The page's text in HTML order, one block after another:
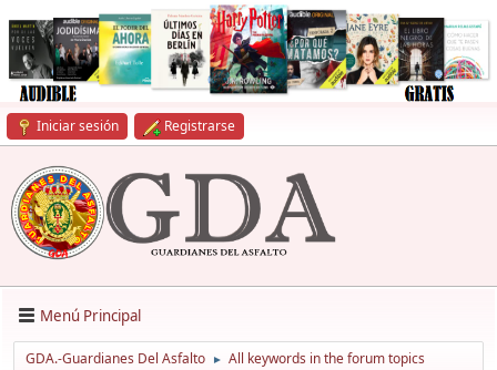
Iniciar sesión Registrarse
Menú Principal
GDA.-Guardianes Del Asfalto ► All keywords in the forum topics